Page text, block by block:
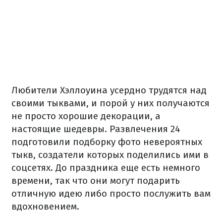
Любители Хэллоуина усердно трудятся над
своими тыквами, и порой у них получаются
не просто хорошие декорации, а
настоящие шедевры. Развлечения 24
подготовили подборку фото невероятных
тыкв, создатели которых поделились ими в
соцсетях. До праздника еще есть немного
времени, так что они могут подарить
отличную идею либо просто послужить вам
вдохновением.